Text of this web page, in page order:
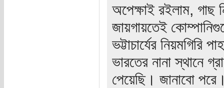
অপেক্ষাই রইলাম, গাছ
জায়গায়তেই
ভট্টাচার্যের
ভারতের নানা স্থানে
পেয়েছি। জানাবো